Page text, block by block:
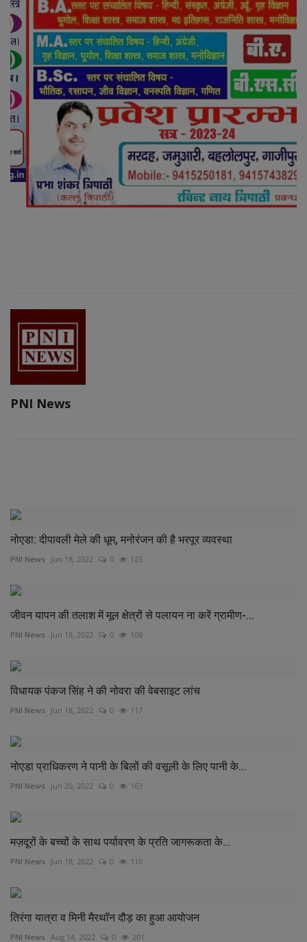
PNI News
नोएडा: दीपावली मेले की धूम, मनोरंजन की है भरपूर व्यवस्था
PNI News Jun 18, 2022 0 125
जीवन यापन की तलाश में मूल क्षेत्रों से पलायन ना करें ग्रामीण-...
PNI News Jun 18, 2022 0 108
विधायक पंकज सिंह ने की नोवरा की वेबसाइट लांच
PNI News Jun 18, 2022 0 117
नोएडा प्राधिकरण ने पानी के बिलों की वसूली के लिए पानी के...
PNI News Jun 20, 2022 0 163
मज़दूरों के बच्चों के साथ पर्यावरण के प्रति जागरूकता के...
PNI News Jun 18, 2022 0 110
तिरंगा यात्रा व मिनी मैरथॉन दौड़ का हुआ आयोजन
PNI News Aug 14, 2022 0 201